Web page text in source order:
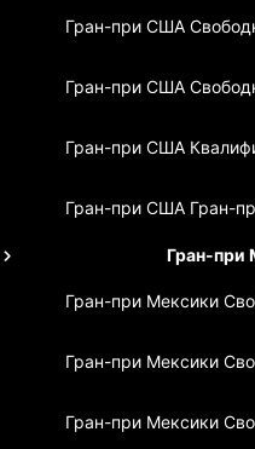
Гран-при США
Гран-при США
Гран-при США
Гран-при США Гран-
Гран-при
Гран-при Мексики
Гран-при Мексики
Гран-при Мексики